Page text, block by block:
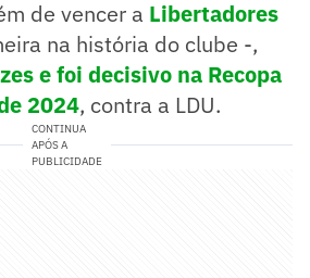
de vencer a Libertadores
na história do clube -,
e foi decisivo na Recopa
2024, contra a LDU.
CONTINUA
APÓS A
PUBLICIDADE